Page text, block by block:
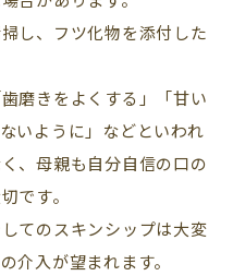
し、フツ化物を添付した
磨きをよくする」「甘い
いように」などといわれ
、母親も自分自信の口の
です。
てのスキンシップは大変
介入が望まれます。